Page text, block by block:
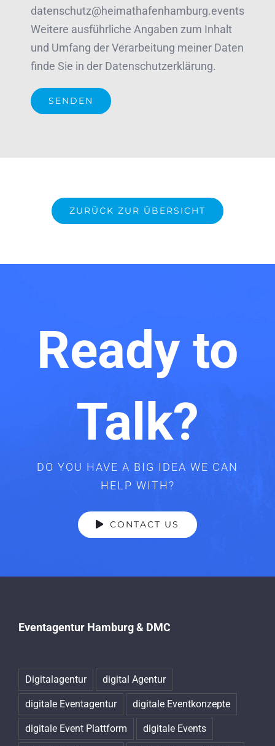
datenschutz@heimathafenhamburg.events
Weitere ausführliche Angaben zum Inhalt
und Umfang der Verarbeitung meiner Daten
finde Sie in der Datenschutzerklärung.
ZURÜCK ZUR ÜBERSICHT
Ready to
Talk?
DO YOU HAVE A BIG IDEA WE CAN
HELP WITH?
CONTACT US
Eventagentur Hamburg & DMC
Digitalagentur digital Agentur
digitale Eventagentur digitale Eventkonzepte
digitale Event Plattform digitale Events